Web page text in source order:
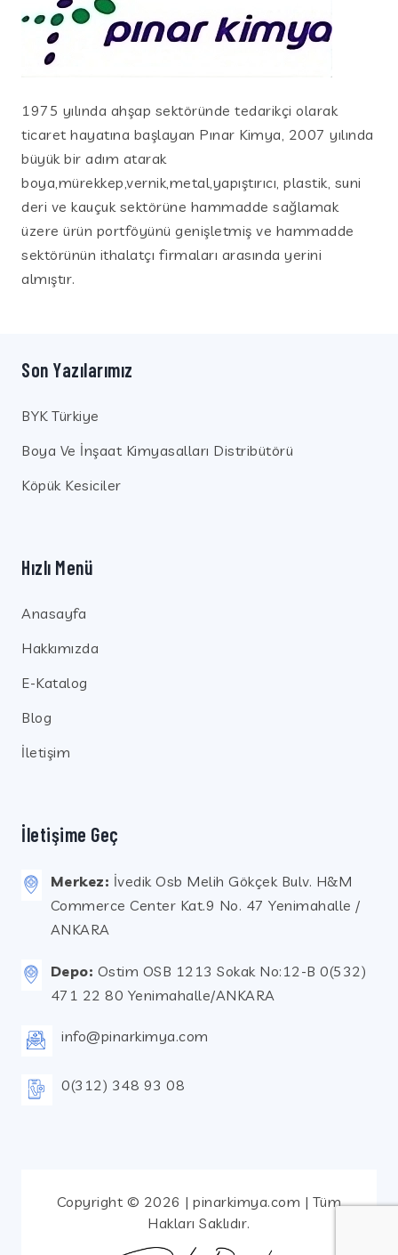
1975 yılında ahşap sektöründe tedarikçi olarak
ticaret hayatına başlayan Pınar Kimya, 2007 yılında
büyük bir adım atarak
boya,mürekkep,vernik,metal,yapıştırıcı, plastik, suni
deri ve kauçuk sektörüne hammadde sağlamak
üzere ürün portföyünü genişletmiş ve hammadde
sektörünün ithalatçı firmaları arasında yerini
almıştır.
Son Yazılarımız
BYK Türkiye
Boya Ve İnşaat Kimyasalları Distribütörü
Köpük Kesiciler
Hızlı Menü
Anasayfa
Hakkımızda
E-Katalog
Blog
İletişim
İletişime Geç
Merkez: İvedik Osb Melih Gökçek Bulv. H&M
Commerce Center Kat.9 No. 47 Yenimahalle /
ANKARA
Depo: Ostim OSB 1213 Sokak No:12-B 0(532)
471 22 80 Yenimahalle/ANKARA
info@pinarkimya.com
0(312) 348 93 08
Copyright © 2026 | pinarkimya.com | Tüm
Hakları Saklıdır.